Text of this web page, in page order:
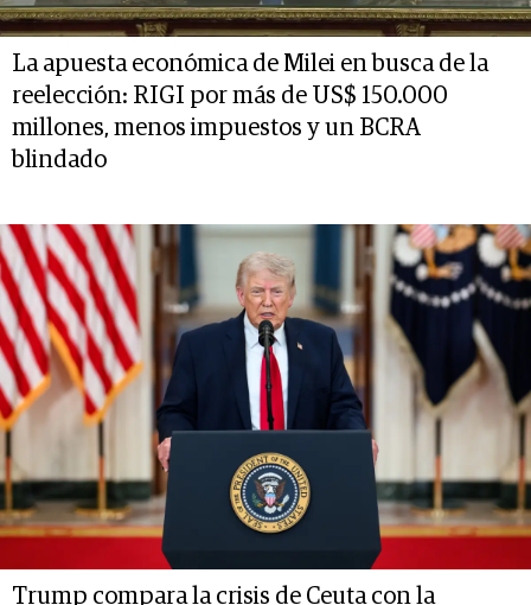
La apuesta económica de Milei en busca de la
reelección: RIGI por más de US$ 150.000
millones, menos impuestos y un BCRA
blindado
Trump compara la crisis de Ceuta con la